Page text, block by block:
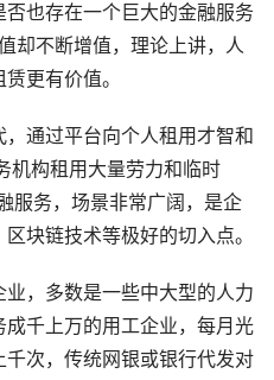
也存在一个巨大的金融服务
却不断增值，理论上讲，人
更有价值。
通过平台向个人租用才智和
机构租用大量劳力和临时
服务，场景非常广阔，是企
块链技术等极好的切入点。
，多数是一些中大型的人力
千上万的用工企业，每月光
次，传统网银或银行代发对